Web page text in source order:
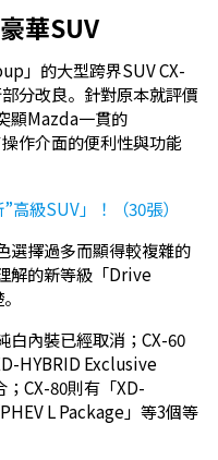
華SUV
」的大型跨界SUV CX-
分改良。針對原本就評價
顯Mazda一貫的
作介面的便利性與功能
高級SUV」！（30張）
選擇過多而顯得較複雜的
解的新等級「Drive
白內裝已經取消；CX-60
HYBRID Exclusive
CX-80則有「XD-
L Package」等3個等